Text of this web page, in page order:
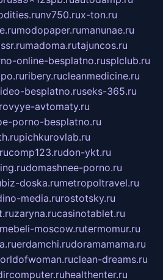
nv750.rux-ton.ru
modopaper.rumanunae.ru
madoma.rutajuncos.ru
online-besplatno.rusplclub.ru
ribery.rucleanmedicine.ru
besplatno.ruseks-365.ru
avtomaty.ru
porno-besplatno.ru
pichkurovlab.ru
comp123.rudon-ykt.ru
domashnee-porno.ru
biz-doska.rumetropoltravel.ru
media.rurostotsky.ru
zaryna.rucasinotablet.ru
moscow.rutermomur.ru
erdamchi.rudoramamama.ru
clean-dreams.ru
healthenter.ru